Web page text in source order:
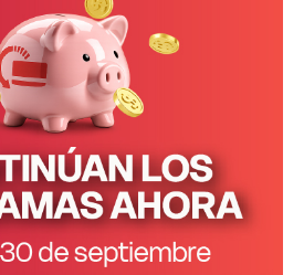
de menor a mayor en grado
Primero declaróHilda Margot
en una de las viviendas
Ramírez vivía junto a su
hija más pequeña Micaela.
hija solía jugar con la pequeña
relación supo que en esa vivienda
una niña con discapacidad.